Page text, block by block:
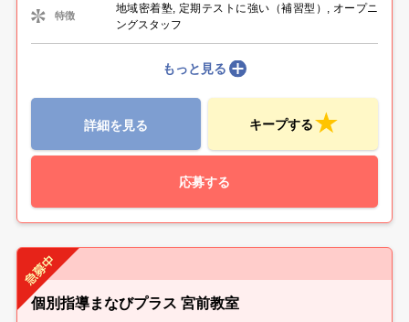
特徴
地域密着塾, 定期テストに強い（補習型）, オープニ
ングスタッフ
もっと見る
詳細を見る キープする
応募する
個別指導まなびプラス 宮前教室